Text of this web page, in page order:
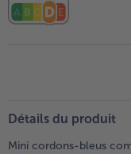
Détails du produit
Mini cordons-bleus